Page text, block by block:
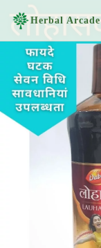
Herbal Arcade